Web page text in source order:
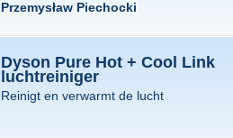
Przemysław Piechocki
Dyson Pure Hot + Cool Link
luchtreiniger
Reinigt en verwarmt de lucht